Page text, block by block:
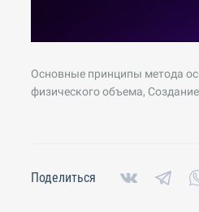
Основные принципы метода
физического объема,
Поделиться